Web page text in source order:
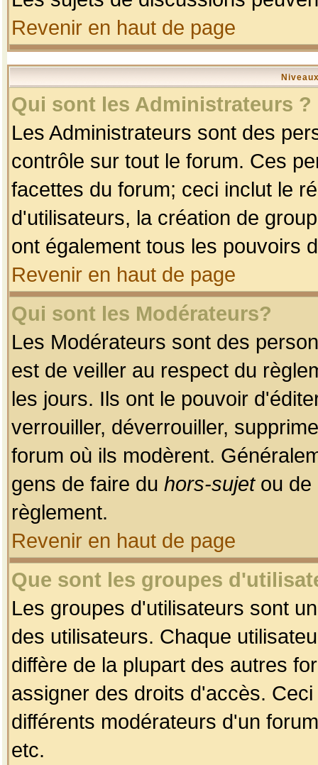
Revenir en haut de page
Qui sont les Administrateurs ?
Les Administrateurs sont des
contrôle sur tout le forum. Ces
facettes du forum; ceci inclut le
d'utilisateurs, la création de
ont également tous les pouvoirs
Revenir en haut de page
Qui sont les Modérateurs?
Les Modérateurs sont des
est de veiller au respect du
les jours. Ils ont le pouvoir
verrouiller, déverrouiller,
forum où ils modèrent.
gens de faire du hors-sujetou de
règlement.
Revenir en haut de page
Que sont les groupes
Les groupes d'utilisateurs sont
des utilisateurs. Chaque
diffère de la plupart des autres
assigner des droits d'accès.
différents modérateurs d'un
etc.